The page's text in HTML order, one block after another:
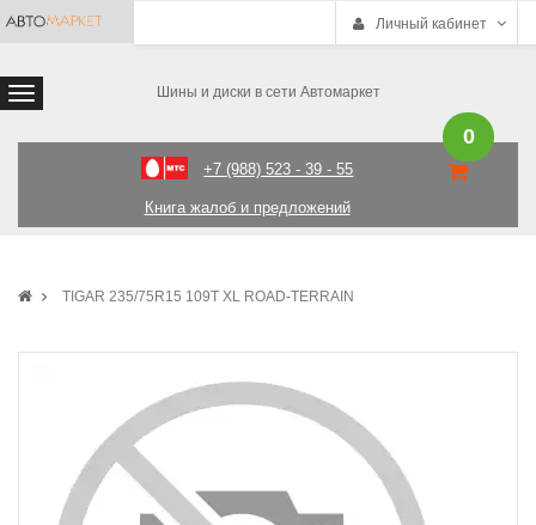
Личный кабинет
Шины и диски в сети Автомаркет
+7 (988) 523 - 39 - 55
Книга жалоб и предложений
0
TIGAR 235/75R15 109T XL ROAD-TERRAIN